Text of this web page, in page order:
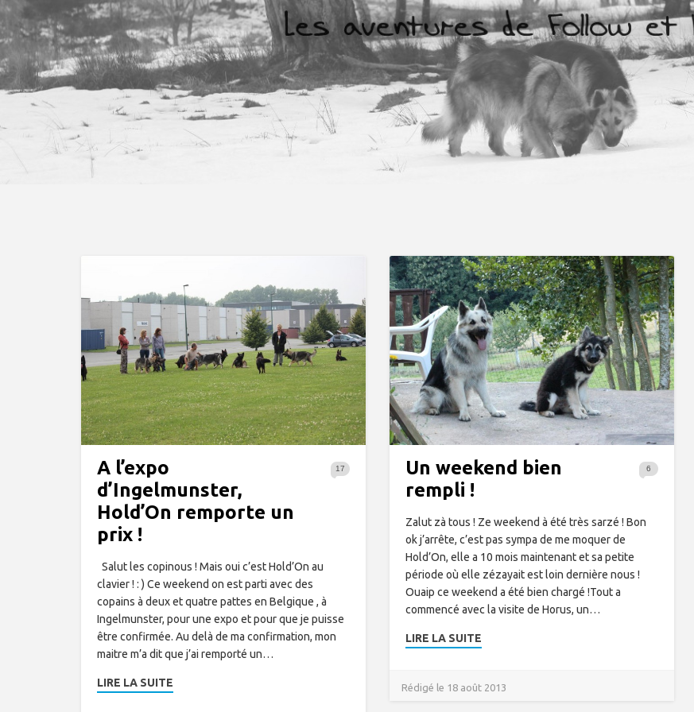
17
A l’expo
d’Ingelmunster,
Hold’On remporte un
prix !
Salut les copinous ! Mais oui c’est Hold’On au
clavier ! : ) Ce weekend on est parti avec des
copains à deux et quatre pattes en Belgique , à
Ingelmunster, pour une expo et pour que je puisse
être confirmée. Au delà de ma confirmation, mon
maitre m’a dit que j’ai remporté un…
LIRE LA SUITE
6
Un weekend bien
rempli !
Zalut zà tous ! Ze weekend à été très sarzé ! Bon
ok j’arrête, c’est pas sympa de me moquer de
Hold’On, elle a 10 mois maintenant et sa petite
période où elle zézayait est loin dernière nous !
Ouaip ce weekend a été bien chargé !Tout a
commencé avec la visite de Horus, un…
LIRE LA SUITE
Rédigé le 18 août 2013